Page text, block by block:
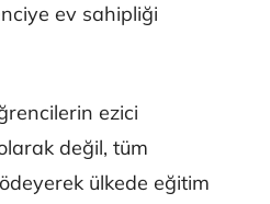
ev sahipliği
ezici
değil, tüm
ülkede eğitim